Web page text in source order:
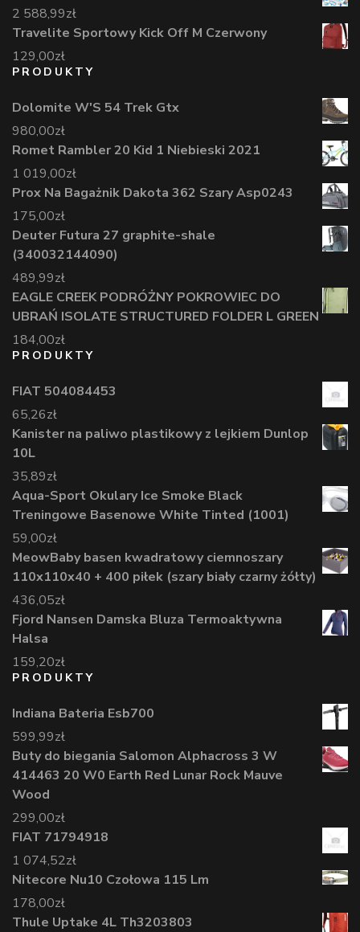
2 588,99zł
Travelite Sportowy Kick Off M Czerwony
129,00zł
PRODUKTY
Dolomite W'S 54 Trek Gtx
980,00zł
Romet Rambler 20 Kid 1 Niebieski 2021
1 019,00zł
Prox Na Bagażnik Dakota 362 Szary Asp0243
175,00zł
Deuter Futura 27 graphite-shale
(340032144090)
489,99zł
EAGLE CREEK PODRÓŻNY POKROWIEC DO
UBRAŃ ISOLATE STRUCTURED FOLDER L GREEN
184,00zł
PRODUKTY
FIAT 504084453
65,26zł
Kanister na paliwo plastikowy z lejkiem Dunlop
10L
35,89zł
Aqua-Sport Okulary Ice Smoke Black
Treningowe Basenowe White Tinted (1001)
59,00zł
MeowBaby basen kwadratowy ciemnoszary
110x110x40 + 400 piłek (szary biały czarny żółty)
436,05zł
Fjord Nansen Damska Bluza Termoaktywna
Halsa
159,20zł
PRODUKTY
Indiana Bateria Esb700
599,99zł
Buty do biegania Salomon Alphacross 3 W
414463 20 W0 Earth Red Lunar Rock Mauve
Wood
299,00zł
FIAT 71794918
1 074,52zł
Nitecore Nu10 Czołowa 115 Lm
178,00zł
Thule Uptake 4L Th3203803